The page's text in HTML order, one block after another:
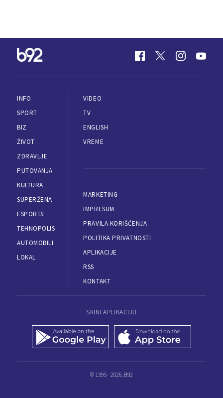
INFO
SPORT
BIZ
ŽIVOT
ZDRAVLJE
PUTOVANJA
KULTURA
SUPERŽENA
ESPORTS
TEHNOPOLIS
AUTOMOBILI
LOKAL
VIDEO
TV
ENGLISH
VREME
MARKETING
IMPRESUM
PRAVILA KORIŠĆENJA
POLITIKA PRIVATNOSTI
APLIKACIJE
RSS
KONTAKT
SKINI APLIKACIJU
© 1995 - 2026, B92